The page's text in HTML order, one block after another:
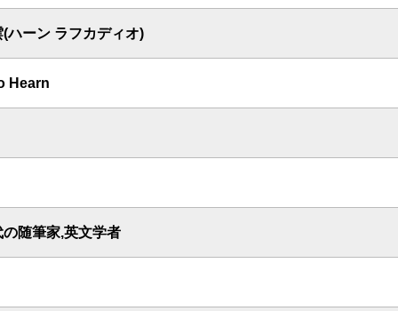
ハーン ラフカディオ)
Hearn
随筆家,英文学者